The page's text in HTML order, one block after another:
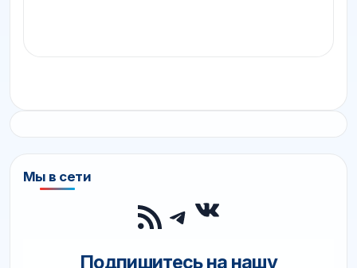
Мы в сети
RSS-лента
Telegram
ВКонтакте
Подпишитесь на нашу